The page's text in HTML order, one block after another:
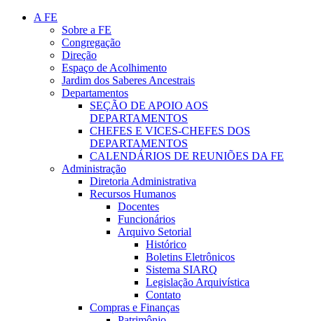
A FE
Sobre a FE
Congregação
Direção
Espaço de Acolhimento
Jardim dos Saberes Ancestrais
Departamentos
SEÇÃO DE APOIO AOS
DEPARTAMENTOS
CHEFES E VICES-CHEFES DOS
DEPARTAMENTOS
CALENDÁRIOS DE REUNIÕES DA FE
Administração
Diretoria Administrativa
Recursos Humanos
Docentes
Funcionários
Arquivo Setorial
Histórico
Boletins Eletrônicos
Sistema SIARQ
Legislação Arquivística
Contato
Compras e Finanças